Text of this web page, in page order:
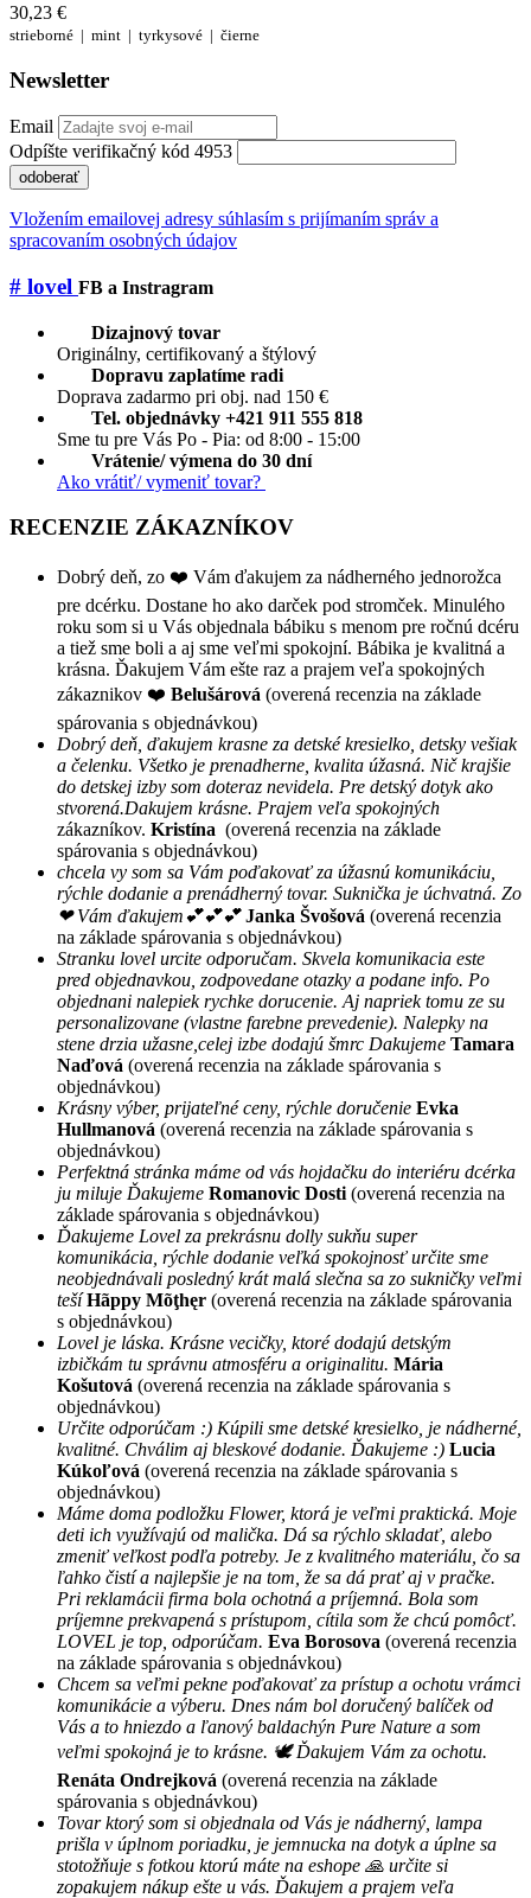
30,23 €
strieborné | mint | tyrkysové | čierne
Newsletter
Email
Odpíšte verifikačný kód 4953
odoberať
Vložením emailovej adresy súhlasím s prijímaním správ a
spracovaním osobných údajov
# lovel FB a Instragram
Dizajnový tovar
Originálny, certifikovaný a štýlový
Dopravu zaplatíme radi
Doprava zadarmo pri obj. nad 150 €
Tel. objednávky +421 911 555 818
Sme tu pre Vás Po - Pia: od 8:00 - 15:00
Vrátenie/ výmena do 30 dní
Ako vrátiť/ vymeniť tovar?
RECENZIE ZÁKAZNÍKOV
Dobrý deň, zo ❤️ Vám ďakujem za nádherného jednorožca
pre dcérku. Dostane ho ako darček pod stromček. Minulého
roku som si u Vás objednala bábiku s menom pre ročnú dcéru
a tiež sme boli a aj sme veľmi spokojní. Bábika je kvalitná a
krásna. Ďakujem Vám ešte raz a prajem veľa spokojných
zákaznikov ❤️ Belušárová (overená recenzia na základe
spárovania s objednávkou)
Dobrý deň, ďakujem krasne za detské kresielko, detsky vešiak
a čelenku. Všetko je prenadherne, kvalita úžasná. Nič krajšie
do detskej izby som doteraz nevidela. Pre detský dotyk ako
stvorená.Dakujem krásne. Prajem veľa spokojných
zákazníkov. Kristína (overená recenzia na základe
spárovania s objednávkou)
chcela vy som sa Vám poďakovať za úžasnú komunikáciu,
rýchle dodanie a prenádherný tovar. Suknička je úchvatná. Zo
❤ Vám ďakujem💕💕💕 Janka Švošová (overená recenzia
na základe spárovania s objednávkou)
Stranku lovel urcite odporučam. Skvela komunikacia este
pred objednavkou, zodpovedane otazky a podane info. Po
objednani nalepiek rychke dorucenie. Aj napriek tomu ze su
personalizovane (vlastne farebne prevedenie). Nalepky na
stene drzia užasne,celej izbe dodajú šmrc Dakujeme Tamara
Naďová (overená recenzia na základe spárovania s
objednávkou)
Krásny výber, prijateľné ceny, rýchle doručenie Evka
Hullmanová (overená recenzia na základe spárovania s
objednávkou)
Perfektná stránka máme od vás hojdačku do interiéru dcérka
ju miluje Ďakujeme Romanovic Dosti (overená recenzia na
základe spárovania s objednávkou)
Ďakujeme Lovel za prekrásnu dolly sukňu super
komunikácia, rýchle dodanie veľká spokojnosť určite sme
neobjednávali posledný krát malá slečna sa zo sukničky veľmi
tešíHãppy Mõţhęr (overená recenzia na základe spárovania
s objednávkou)
Lovel je láska. Krásne vecičky, ktoré dodajú detským
izbičkám tu správnu atmosféru a originalitu. Mária
Košutová (overená recenzia na základe spárovania s
objednávkou)
Určite odporúčam :) Kúpili sme detské kresielko, je nádherné,
kvalitné. Chválim aj bleskové dodanie. Ďakujeme :) Lucia
Kúkoľová (overená recenzia na základe spárovania s
objednávkou)
Máme doma podložku Flower, ktorá je veľmi praktická. Moje
deti ich využívajú od malička. Dá sa rýchlo skladať, alebo
zmeniť veľkost podľa potreby. Je z kvalitného materiálu, čo sa
ľahko čistí a najlepšie je na tom, že sa dá prať aj v pračke.
Pri reklamácii firma bola ochotná a príjemná. Bola som
príjemne prekvapená s prístupom, cítila som že chcú pomôcť.
LOVEL je top, odporúčam. Eva Borosova (overená recenzia
na základe spárovania s objednávkou)
Chcem sa veľmi pekne poďakovať za prístup a ochotu vrámci
komunikácie a výberu. Dnes nám bol doručený balíček od
Vás a to hniezdo a ľanový baldachýn Pure Nature a som
veľmi spokojná je to krásne. 🕊 Ďakujem Vám za ochotu.
Renáta Ondrejková (overená recenzia na základe
spárovania s objednávkou)
Tovar ktorý som si objednala od Vás je nádherný, lampa
prišla v úplnom poriadku, je jemnucka na dotyk a úplne sa
stotožňuje s fotkou ktorú máte na eshope 🙏 určite si
zopakujem nákup ešte u vás. Ďakujem a prajem veľa